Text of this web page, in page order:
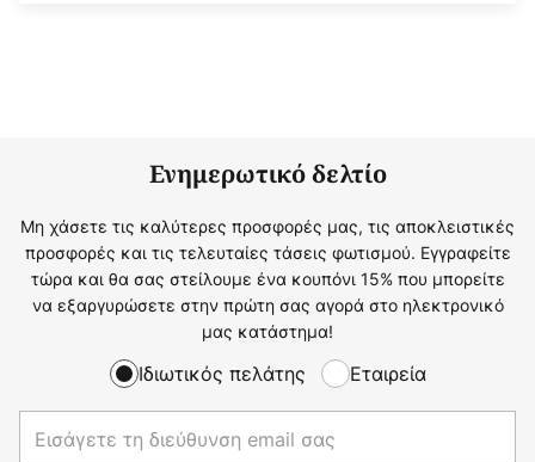
Ενημερωτικό δελτίο
Μη χάσετε τις καλύτερες προσφορές μας, τις αποκλειστικές
προσφορές και τις τελευταίες τάσεις φωτισμού. Εγγραφείτε
τώρα και θα σας στείλουμε ένα κουπόνι 15% που μπορείτε
να εξαργυρώσετε στην πρώτη σας αγορά στο ηλεκτρονικό
μας κατάστημα!
Ιδιωτικός πελάτης Εταιρεία